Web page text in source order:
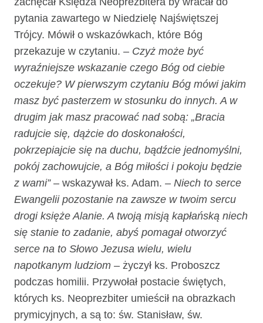
pytania zawartego w Niedzielę Najświętszej
Trójcy. Mówił o wskazówkach, które Bóg
przekazuje w czytaniu. – Czyż może być
wyraźniejsze wskazanie czego Bóg od ciebie
oczekuje? W pierwszym czytaniu Bóg mówi jakim
masz być pasterzem w stosunku do innych. A w
drugim jak masz pracować nad sobą: „Bracia
radujcie się, dążcie do doskonałości,
pokrzepiajcie się na duchu, bądźcie jednomyślni,
pokój zachowujcie, a Bóg miłości i pokoju będzie
z wami” – wskazywał ks. Adam. – Niech to serce
Ewangelii pozostanie na zawsze w twoim sercu
drogi księże Alanie. A twoją misją kapłańską niech
się stanie to zadanie, abyś pomagał otworzyć
serce na to Słowo Jezusa wielu, wielu
napotkanym ludziom – życzył ks. Proboszcz
podczas homilii. Przywołał postacie świętych,
których ks. Neoprezbiter umieścił na obrazkach
prymicyjnych, a są to: św. Stanisław, św.